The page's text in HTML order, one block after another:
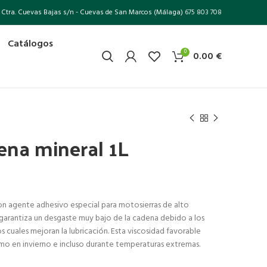
Ctra. Cuevas Bajas s/n - Cuevas de San Marcos (Málaga) 675 803 708
Catálogos 0 0.00 €
mineral 1L
agente adhesivo especial para motosierras de alto
un desgaste muy bajo de la cadena debido a los
mejoran la lubricación. Esta viscosidad favorable
en invierno e incluso durante temperaturas extremas.